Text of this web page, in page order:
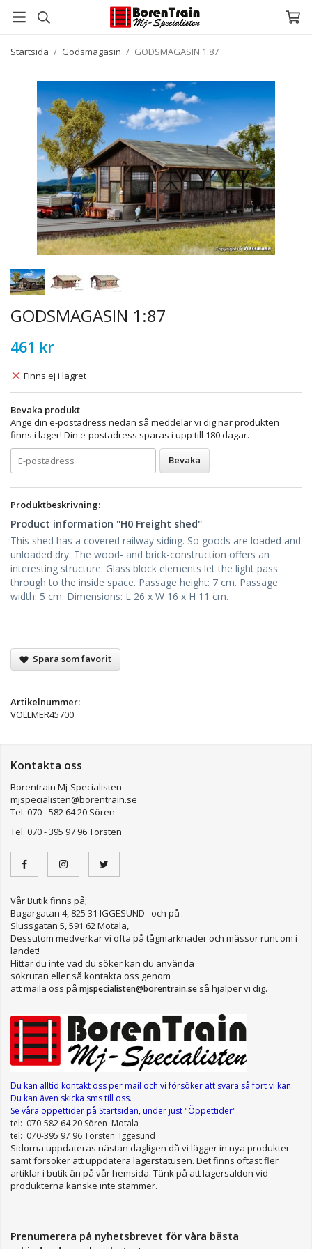
Startsida / Godsmagasin / GODSMAGASIN 1:87
GODSMAGASIN 1:87
461 kr
Finns ej i lagret
Bevaka produkt
Ange din e-postadress nedan så meddelar vi dig när produkten
finns i lager! Din e-postadress sparas i upp till 180 dagar.
Bevaka
Produktbeskrivning:
Product information "H0 Freight shed"
This shed has a covered railway siding. So goods are loaded and
unloaded dry. The wood- and brick-construction offers an
interesting structure. Glass block elements let the light pass
through to the inside space. Passage height: 7 cm. Passage
width: 5 cm. Dimensions: L 26 x W 16 x H 11 cm.
Spara som favorit
Artikelnummer:
VOLLMER45700
Kontakta oss
Borentrain Mj-Specialisten
mjspecialisten@borentrain.se
Tel. 070 - 582 64 20 Sören
Tel. 070 - 395 97 96 Torsten
Vår Butik finns på;
Bagargatan 4, 825 31 IGGESUND och på
Slussgatan 5, 591 62 Motala,
Dessutom medverkar vi ofta på tågmarknader och mässor runt om i
landet!
Hittar du inte vad du söker kan du använda
sökrutan eller så kontakta oss genom
att maila oss på mjspecialisten@borentrain.se så hjälper vi dig.
Du kan alltid kontakt oss per mail och vi försöker att svara så fort vi kan.
Du kan även skicka sms till oss.
Se våra öppettiderpå Startsidan, under just "Öppettider".
tel: 070-582 64 20 Sören Motala
tel: 070-395 97 96 Torsten Iggesund
Sidorna uppdateras nästan dagligen då vi lägger in nya produkter
samt försöker att uppdatera lagerstatusen. Det finns oftast fler
artiklar i butik än på vår hemsida. Tänk på att lagersaldon vid
produkterna kanske inte stämmer.
Prenumerera på nyhetsbrevet för våra bästa